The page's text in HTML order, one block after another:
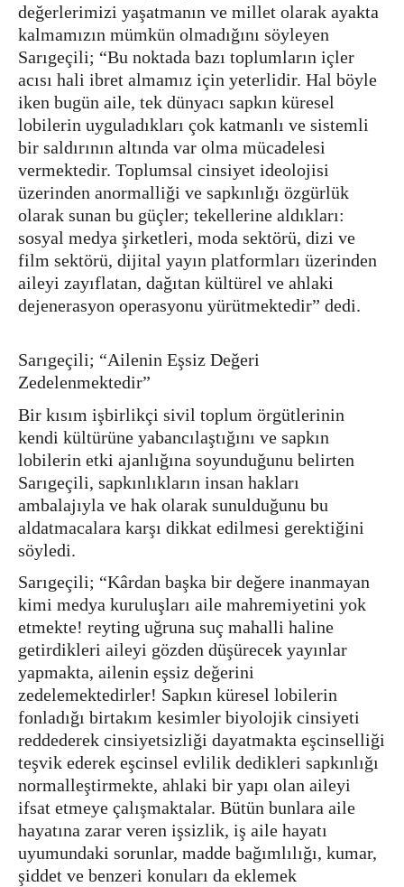
değerlerimizi yaşatmanın ve millet olarak ayakta
kalmamızın mümkün olmadığını söyleyen
Sarıgeçili; “Bu noktada bazı toplumların içler
acısı hali ibret almamız için yeterlidir. Hal böyle
iken bugün aile, tek dünyacı sapkın küresel
lobilerin uyguladıkları çok katmanlı ve sistemli
bir saldırının altında var olma mücadelesi
vermektedir. Toplumsal cinsiyet ideolojisi
üzerinden anormalliği ve sapkınlığı özgürlük
olarak sunan bu güçler; tekellerine aldıkları:
sosyal medya şirketleri, moda sektörü, dizi ve
film sektörü, dijital yayın platformları üzerinden
aileyi zayıflatan, dağıtan kültürel ve ahlaki
dejenerasyon operasyonu yürütmektedir” dedi.
Sarıgeçili; “Ailenin Eşsiz Değeri
Zedelenmektedir”
Bir kısım işbirlikçi sivil toplum örgütlerinin
kendi kültürüne yabancılaştığını ve sapkın
lobilerin etki ajanlığına soyunduğunu belirten
Sarıgeçili, sapkınlıkların insan hakları
ambalajıyla ve hak olarak sunulduğunu bu
aldatmacalara karşı dikkat edilmesi gerektiğini
söyledi.
Sarıgeçili; “Kârdan başka bir değere inanmayan
kimi medya kuruluşları aile mahremiyetini yok
etmekte! reyting uğruna suç mahalli haline
getirdikleri aileyi gözden düşürecek yayınlar
yapmakta, ailenin eşsiz değerini
zedelemektedirler! Sapkın küresel lobilerin
fonladığı birtakım kesimler biyolojik cinsiyeti
reddederek cinsiyetsizliği dayatmakta eşcinselliği
teşvik ederek eşcinsel evlilik dedikleri sapkınlığı
normalleştirmekte, ahlaki bir yapı olan aileyi
ifsat etmeye çalışmaktalar. Bütün bunlara aile
hayatına zarar veren işsizlik, iş aile hayatı
uyumundaki sorunlar, madde bağımlılığı, kumar,
şiddet ve benzeri konuları da eklemek